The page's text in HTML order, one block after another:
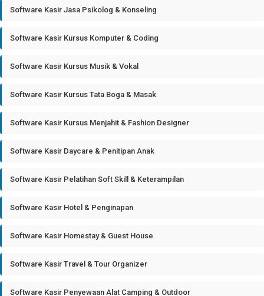
Software Kasir Jasa Psikolog & Konseling
Software Kasir Kursus Komputer & Coding
Software Kasir Kursus Musik & Vokal
Software Kasir Kursus Tata Boga & Masak
Software Kasir Kursus Menjahit & Fashion Designer
Software Kasir Daycare & Penitipan Anak
Software Kasir Pelatihan Soft Skill & Keterampilan
Software Kasir Hotel & Penginapan
Software Kasir Homestay & Guest House
Software Kasir Travel & Tour Organizer
Software Kasir Penyewaan Alat Camping & Outdoor